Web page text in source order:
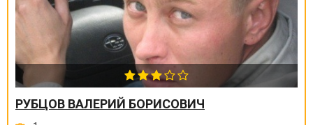
РУБЦОВ ВАЛЕРИЙ БОРИСОВИЧ